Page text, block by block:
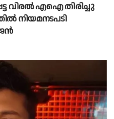
വിരല്‍ എഐ തിരിച്ചു
നിയമനടപടി